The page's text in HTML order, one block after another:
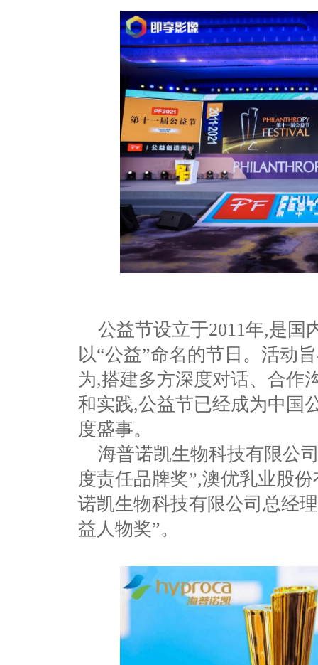
公益节设立于2011年,是国
以“公益”命名的节日。活动
为,搭建多方深度对话、合作
和实践,公益节已经成为中国
度盛事。
海普诺凯生物科技有限公
度责任品牌奖”,澳优乳业股
诺凯生物科技有限公司总经
益人物奖”。